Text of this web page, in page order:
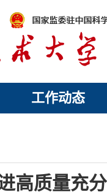
工作动态
高质量充